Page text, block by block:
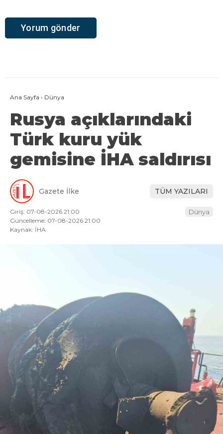
Ana Sayfa › Dünya
Rusya açıklarındaki
Türk kuru yük
gemisine İHA saldırısı
Gazete İlke TÜM YAZILARI
Giriş: 07-08-2026 21:00
Güncelleme: 07-08-2026 21:00
Kaynak: İHA
Dünya